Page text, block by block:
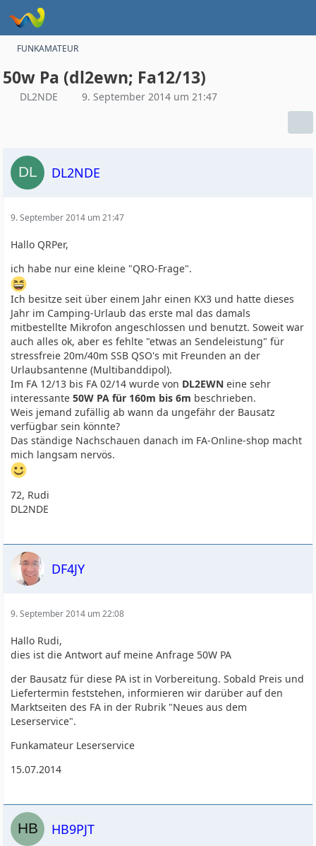
FUNKAMATEUR
50w Pa (dl2ewn; Fa12/13)
DL2NDE 9. September 2014 um 21:47
DL2NDE
9. September 2014 um 21:47
Hallo QRPer,
ich habe nur eine kleine "QRO-Frage".
Ich besitze seit über einem Jahr einen KX3 und hatte dieses
Jahr im Camping-Urlaub das erste mal das damals
mitbestellte Mikrofon angeschlossen und benutzt. Soweit war
auch alles ok, aber es fehlte "etwas an Sendeleistung" für
stressfreie 20m/40m SSB QSO's mit Freunden an der
Urlaubsantenne (Multibanddipol).
Im FA 12/13 bis FA 02/14 wurde von DL2EWN eine sehr
interessante50W PA für 160m bis 6m beschrieben.
Weis jemand zufällig ab wann da ungefähr der Bausatz
verfügbar sein könnte?
Das ständige Nachschauen danach im FA-Online-shop macht
mich langsam nervös.
72, Rudi
DL2NDE
DF4JY
9. September 2014 um 22:08
Hallo Rudi,
dies ist die Antwort auf meine Anfrage 50W PA
der Bausatz für diese PA ist in Vorbereitung. Sobald Preis und
Liefertermin feststehen, informieren wir darüber auf den
Marktseiten des FA in der Rubrik "Neues aus dem
Leserservice".
Funkamateur Leserservice
15.07.2014
HB9PJT